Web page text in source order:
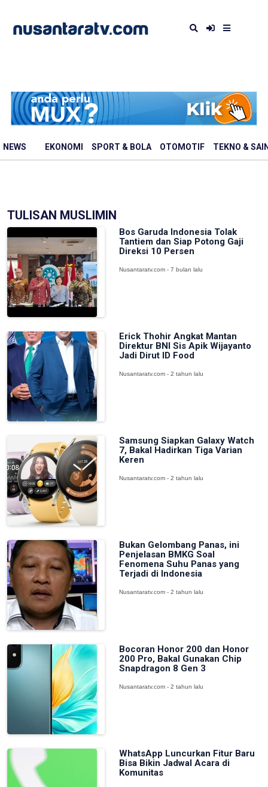
NEWS EKONOMI SPORT & BOLA OTOMOTIF TEKNO &
TULISAN MUSLIMIN
Bos Garuda Indonesia Tolak
Tantiem dan Siap Potong Gaji
Direksi 10 Persen
Nusantaratv.com - 7 bulan lalu
Erick Thohir Angkat Mantan
Direktur BNI Sis Apik Wijayanto
Jadi Dirut ID Food
Nusantaratv.com - 2 tahun lalu
Samsung Siapkan Galaxy Watch
7, Bakal Hadirkan Tiga Varian
Keren
Nusantaratv.com - 2 tahun lalu
Bukan Gelombang Panas, ini
Penjelasan BMKG Soal
Fenomena Suhu Panas yang
Terjadi di Indonesia
Nusantaratv.com - 2 tahun lalu
Bocoran Honor 200 dan Honor
200 Pro, Bakal Gunakan Chip
Snapdragon 8 Gen 3
Nusantaratv.com - 2 tahun lalu
WhatsApp Luncurkan Fitur Baru
Bisa Bikin Jadwal Acara di
Komunitas